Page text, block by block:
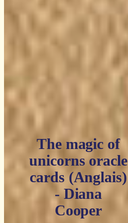
The magic of
unicorns oracle
cards (Anglais)
- Diana
Cooper